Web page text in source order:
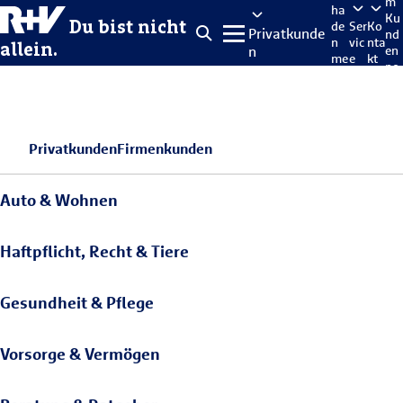
Du bist nicht
allein.
Privatkunde
n
ha
de
n
me
Ser
vic
e
Ko
nta
kt
Ku
nd
en
po
PrivatkundenFirmenkunden
Auto & Wohnen
Haftpflicht, Recht & Tiere
Gesundheit & Pflege
Vorsorge & Vermögen